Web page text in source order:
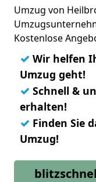
Umzug von
Kostenlose
✓ Wir helfen
Umzug geht!
✓ Schnell &
erhalten!
✓ Finden Sie
Umzug!